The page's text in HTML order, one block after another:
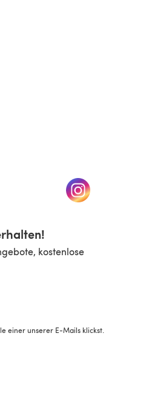
neuen Tab)(öffnet sich in
kostenlose
einer unserer E-Mails klickst.